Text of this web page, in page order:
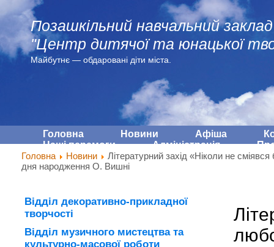
Позашкільний навчальний заклад
"Центр дитячої та юнацької
Майбутнє — обдарованi діти міста.
Головна Новини Афіша
Наші перемоги
Адмiнiстрацiя
Головна
Новини
Літературний захід «Ніколи не
дня народження О. Вишні
Відділ декоративно-прикладної
творчості
Відділ музичного мистецтва та
культурно-масової роботи